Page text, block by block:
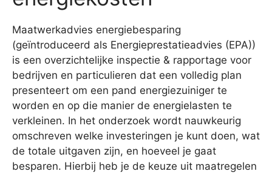
Maatwerkadvies energiebesparing
(geïntroduceerd als Energieprestatieadvies (EPA))
is een overzichtelijke inspectie & rapportage voor
bedrijven en particulieren dat een volledig plan
presenteert om een pand energiezuiniger te
worden en op die manier de energielasten te
verkleinen. In het onderzoek wordt nauwkeurig
omschreven welke investeringen je kunt doen, wat
de totale uitgaven zijn, en hoeveel je gaat
besparen. Hierbij heb je de keuze uit maatregelen